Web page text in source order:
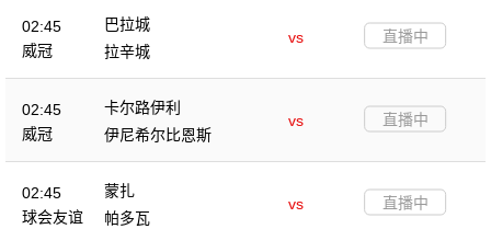
02:45
威冠
巴拉城
vs
拉辛城
直播中
02:45
威冠
卡尔路伊利
vs
伊尼希尔比恩斯
直播中
02:45
球会友谊
蒙扎
vs
帕多瓦
直播中